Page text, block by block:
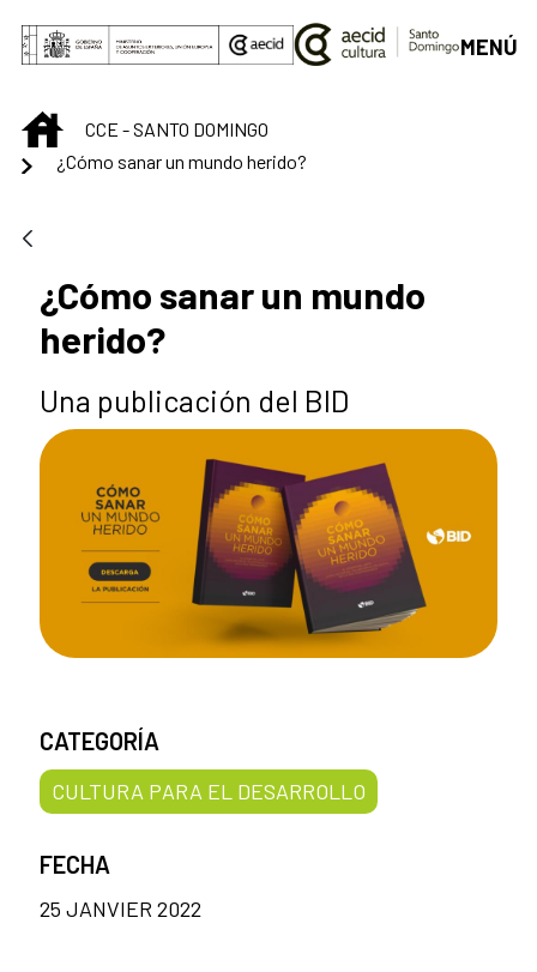
Saut au contenu principal
MENÚ
INICIOCCE - SANTO DOMINGO
¿Cómo sanar un mundo herido?
¿Cómo sanar un mundo
herido?
Una publicación del BID
CATEGORÍA
CULTURA PARA EL DESARROLLO
FECHA
25 JANVIER 2022